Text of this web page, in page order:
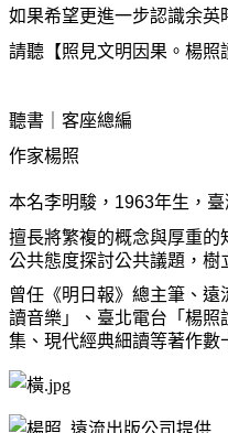
如果希望更進一步認識余英
請聽【照見文明因果。楊照
聽書｜客座總編
作家楊照
本名李明駿， 1963年生，
擅長將繁複的概念與厚重
公共態度探討公共議題，樹
曾任《明日報》總主筆、
讀音樂」、臺北電台「楊
集、現代經典細讀等著作數